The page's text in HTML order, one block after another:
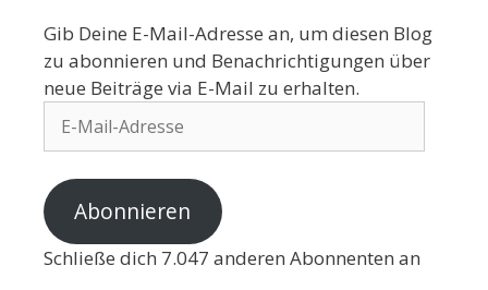
Gib Deine E-Mail-Adresse an, um diesen Blog
zu abonnieren und Benachrichtigungen über
neue Beiträge via E-Mail zu erhalten.
Abonnieren
Schließe dich 7.047 anderen Abonnenten an